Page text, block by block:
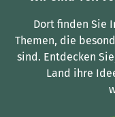
Dort finden Sie
Themen, die
sind. Entdecken
Land ihre